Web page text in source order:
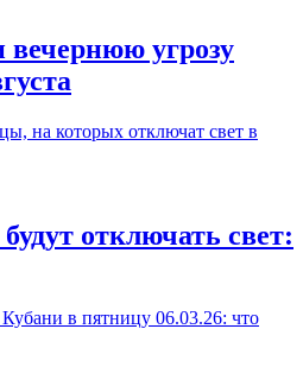
угрозу
отключать свет: